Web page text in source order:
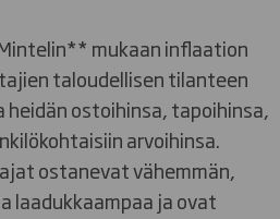
mukaan inflaation
taloudellisen tilanteen
ostoihinsa, tapoihinsa,
arvoihinsa.
ostanevat vähemmän,
laadukkaampaa ja ovat